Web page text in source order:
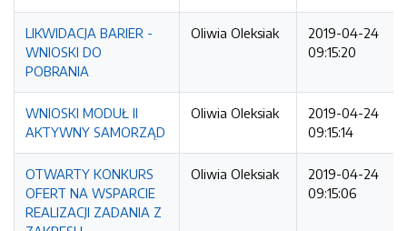
LIKWIDACJA BARIER -
WNIOSKI DO
POBRANIA
Oliwia Oleksiak
2019-04-24
09:15:20
WNIOSKI MODUŁ II
AKTYWNY SAMORZĄD
Oliwia Oleksiak
2019-04-24
09:15:14
OTWARTY KONKURS
OFERT NA WSPARCIE
REALIZACJI ZADANIA Z
Oliwia Oleksiak
2019-04-24
09:15:06